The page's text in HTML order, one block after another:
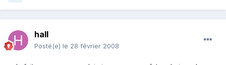
hall
Posté(e) le 28 février 2008